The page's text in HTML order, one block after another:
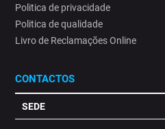
Politica de privacidade
Politica de qualidade
Livro de Reclamações Online
CONTACTOS
SEDE